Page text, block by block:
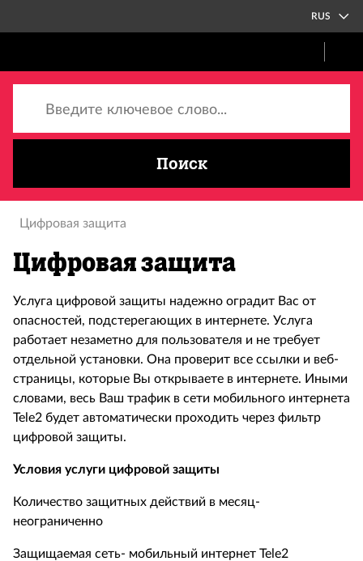
RUS
Поиск
Цифровая защита
Цифровая защита
Услуга цифровой защиты надежно оградит Вас от
опасностей, подстерегающих в интернете. Услуга
работает незаметно для пользователя и не требует
отдельной установки. Она проверит все ссылки и веб-
страницы, которые Вы открываете в интернете. Иными
словами, весь Ваш трафик в сети мобильного интернета
Tele2 будет автоматически проходить через фильтр
цифровой защиты.
Условия услуги цифровой защиты
Количество защитных действий в месяц-
неограниченно
Защищаемая сеть- мобильный интернет Tele2